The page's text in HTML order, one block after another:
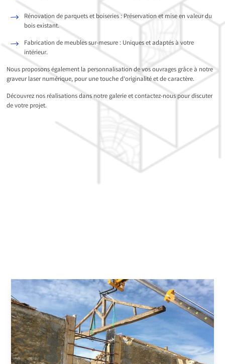
Rénovation de parquets et boiseries : Préservation et mise en valeur du
bois existant.
Fabrication de meubles sur-mesure : Uniques et adaptés à votre
intérieur.
Nous proposons également la personnalisation de vos ouvrages grâce à notre
graveur laser numérique, pour une touche d’originalité et de caractère.
Découvrez nos réalisations dans notre galerie et contactez-nous pour discuter
de votre projet.